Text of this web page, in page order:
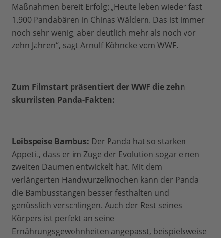
Maßnahmen bereit Erfolg: „Heute leben wieder fast
1.900 Pandabären in Chinas Wäldern. Das ist immer
noch sehr wenig, aber deutlich mehr als noch vor
zehn Jahren“, sagt Arnulf Köhncke vom WWF.
Zum Filmstart präsentiert der WWF die zehn
skurrilsten Panda-Fakten:
Leibspeise Bambus: Der Panda hat so starken
Appetit, dass er im Zuge der Evolution sogar einen
zweiten Daumen entwickelt hat. Mit dem
verlängerten Handwurzelknochen kann der Panda
die Bambusstangen besser festhalten und
genüsslich verschlingen. Auch der Rest seines
Körpers ist perfekt an seine
Ernährungsgewohnheiten angepasst, beispielsweise